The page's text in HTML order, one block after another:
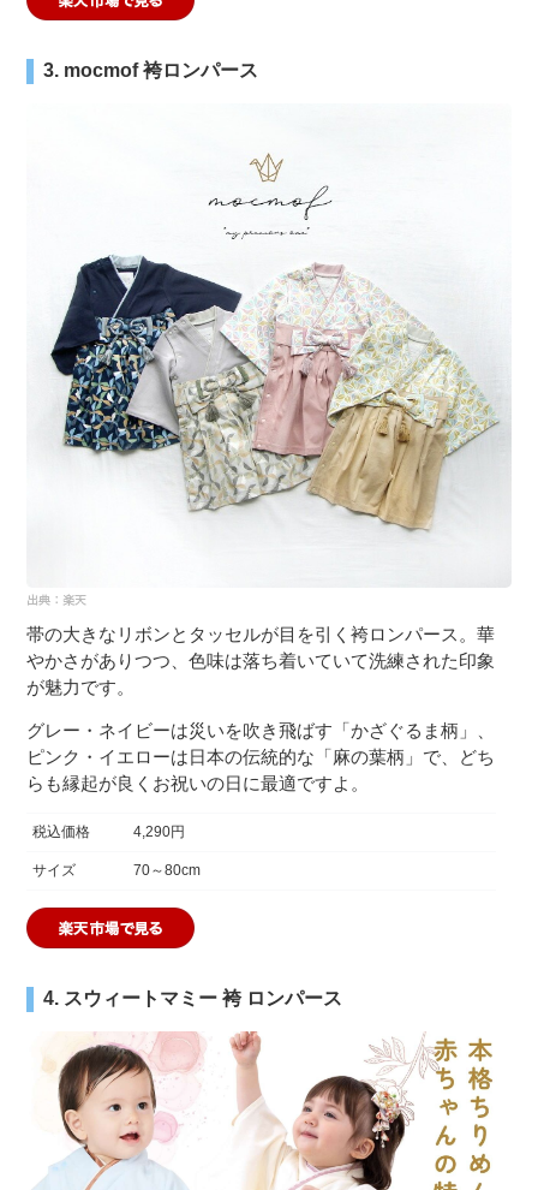
3. mocmof 袴ロンパース
帯の大きなリボンとタッセルが目を引く袴ロンパース。華
やかさがありつつ、色味は落ち着いていて洗練された印象
が魅力です。
グレー・ネイビーは災いを吹き飛ばす「かざぐるま柄」、
ピンク・イエローは日本の伝統的な「麻の葉柄」で、どち
らも縁起が良くお祝いの日に最適ですよ。
税込価格 4,290円
サイズ 70～80cm
4. スウィートマミー 袴 ロンパース